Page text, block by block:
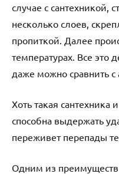
случае с сантехникой,
несколько слоев,
пропиткой. Далее
температурах. Все это
даже можно сравнить с
Хоть такая сантехника
способна выдержать
переживет перепады
Одним из преимуществ